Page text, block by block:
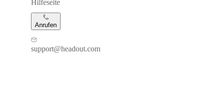
Hilfeseite
Anrufen
support@headout.com